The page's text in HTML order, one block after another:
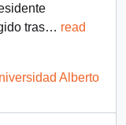
tras… read
Alberto